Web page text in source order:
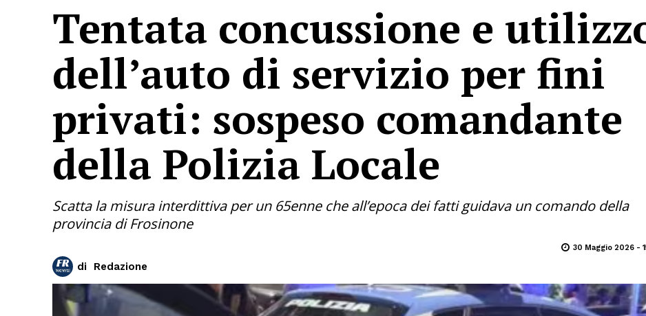
Tentata concussione e
dell’auto di servizio per fini
privati: sospeso comandante
della Polizia Locale
Scatta la misura interdittiva per un 65enne che all’epoca dei fatti guidava un comando della
provincia di Frosinone
di Redazione
30 Maggio 2026 -